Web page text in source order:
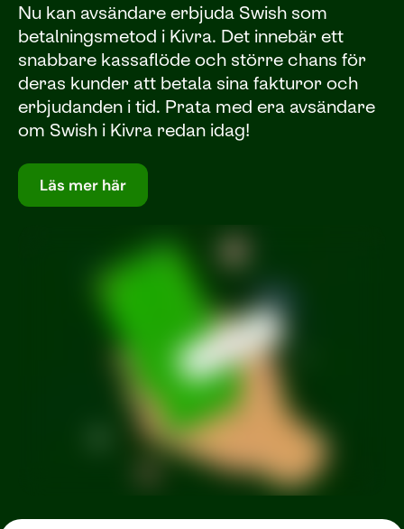
Nu kan avsändare erbjuda Swish som
betalningsmetod i Kivra. Det innebär ett
snabbare kassaflöde och större chans för
deras kunder att betala sina fakturor och
erbjudanden i tid. Prata med era avsändare
om Swish i Kivra redan idag!
Läs mer här